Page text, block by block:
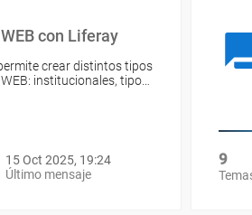
con Liferay
crear distintos tipos
institucionales, tipo…
15 Oct 2025, 19:24
Último mensaje
9